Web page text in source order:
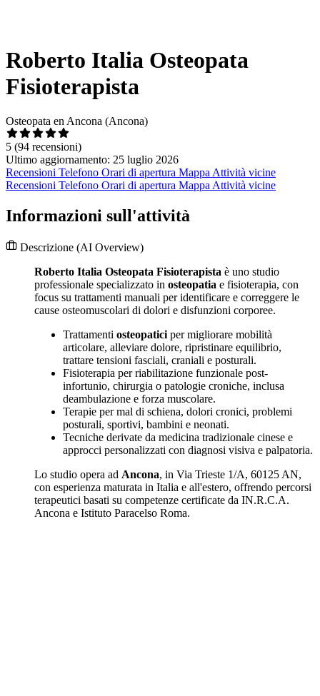
Roberto Italia Osteopata
Fisioterapista
Osteopata en Ancona (Ancona)
5 (94 recensioni)
Ultimo aggiornamento: 25 luglio 2026
Recensioni Telefono Orari di apertura Mappa Attività vicine
Recensioni Telefono Orari di apertura Mappa Attività vicine
Informazioni sull'attività
Descrizione (AI Overview)
Roberto Italia Osteopata Fisioterapista è uno studio
professionale specializzato in osteopatia e fisioterapia, con
focus su trattamenti manuali per identificare e correggere le
cause osteomuscolari di dolori e disfunzioni corporee.
Trattamenti osteopatici per migliorare mobilità
articolare, alleviare dolore, ripristinare equilibrio,
trattare tensioni fasciali, craniali e posturali.
Fisioterapia per riabilitazione funzionale post-
infortunio, chirurgia o patologie croniche, inclusa
deambulazione e forza muscolare.
Terapie per mal di schiena, dolori cronici, problemi
posturali, sportivi, bambini e neonati.
Tecniche derivate da medicina tradizionale cinese e
approcci personalizzati con diagnosi visiva e palpatoria.
Lo studio opera ad Ancona, in Via Trieste 1/A, 60125 AN,
con esperienza maturata in Italia e all'estero, offrendo percorsi
terapeutici basati su competenze certificate da IN.R.C.A.
Ancona e Istituto Paracelso Roma.